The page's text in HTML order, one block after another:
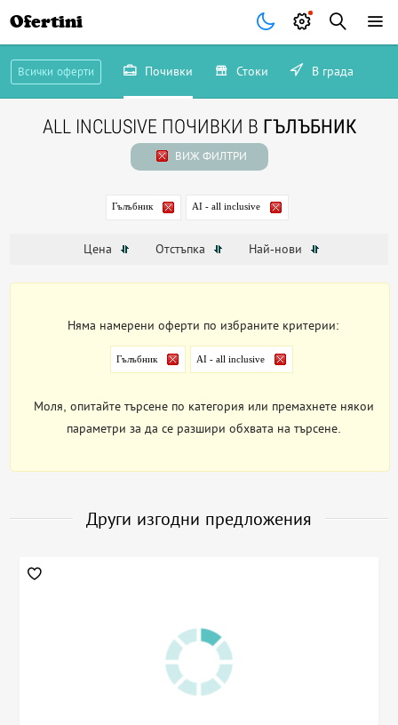
Ofertini
Всички оферти Почивки Стоки В града
ALL INCLUSIVE ПОЧИВКИ В ГЪЛЪБНИК
ВИЖ ФИЛТРИ
Гълъбник AI - all inclusive
Цена Отстъпка Най-нови
Няма намерени оферти по избраните критерии:
Гълъбник AI - all inclusive
Моля, опитайте търсене по категория или премахнете някои
параметри за да се разшири обхвата на търсене.
Други изгодни предложения
-56%
те очакват още следващият понеделник
Запиши се сега!